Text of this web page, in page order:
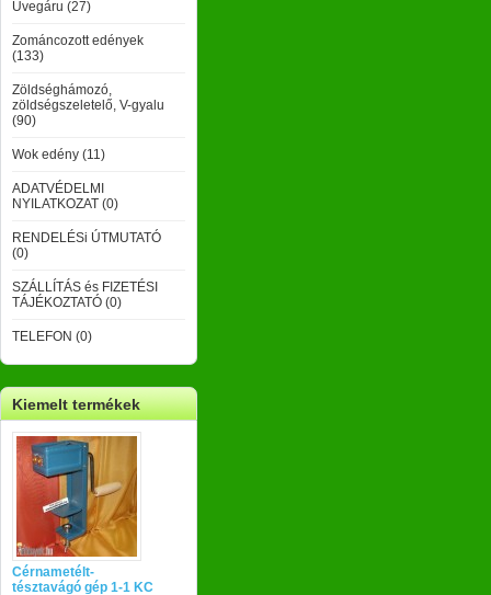
Üvegáru (27)
Zománcozott edények
(133)
Zöldséghámozó,
zöldségszeletelő, V-gyalu
(90)
Wok edény (11)
ADATVÉDELMI
NYILATKOZAT (0)
RENDELÉSi ÚTMUTATÓ
(0)
SZÁLLÍTÁS és FIZETÉSI
TÁJÉKOZTATÓ (0)
TELEFON (0)
Kiemelt termékek
Cérnametélt-
tésztavágó gép 1-1 KC